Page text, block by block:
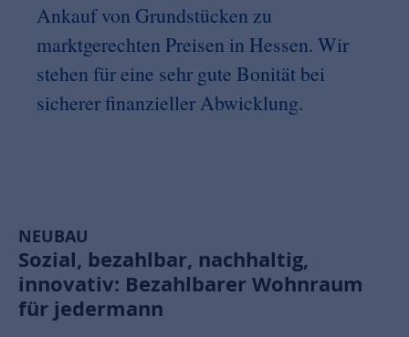
Ankauf von Grundstücken zu
marktgerechten Preisen in Hessen. Wir
stehen für eine sehr gute Bonität bei
sicherer finanzieller Abwicklung.
NEUBAU
Sozial, bezahlbar, nachhaltig,
innovativ: Bezahlbarer Wohnraum
für jedermann